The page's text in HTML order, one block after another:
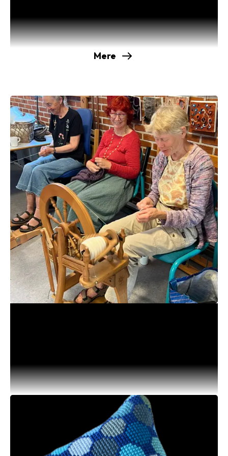
Vi er en lille gruppe hyggelige mennesker der
mødes hver anden onsdag,
værker og hjælper hinanden. Intet
til den første sweater.
De fleste af os har strikket i mange år, men der er
også nogle, der ikke er særligt rutinerede. Og der
skal være plads til det hele. Vi kan også hækle, og
så spiser vi ofte kager.
Kontaktperson for strikkegruppen:
Charlotte Olden-Jørgensen
uglemorolden@gmail.com
4879 3022
Mere
medbringer egen rok, og bliver ved til vi ikke
orker mere!
Planlagte datoer:
d. 29. marts 2026